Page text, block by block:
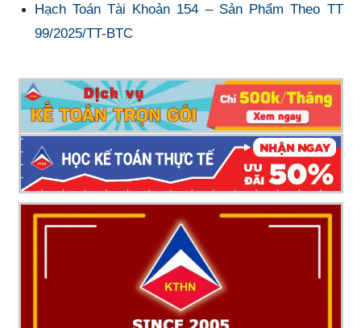
Hạch Toán Tài Khoản 154 – Sản Phẩm Theo TT
99/2025/TT-BTC